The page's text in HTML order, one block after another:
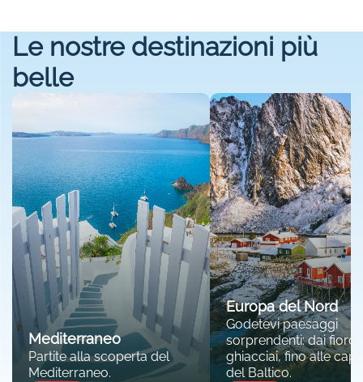
Le nostre destinazioni più
belle
Mediterraneo
Partite alla scoperta del
Mediterraneo.
Europa del Nord
Godetevi paesaggi
sorprendenti: dai fiordi
ghiacciai, fino alle
del Baltico.